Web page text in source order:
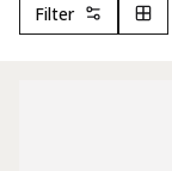
Filter